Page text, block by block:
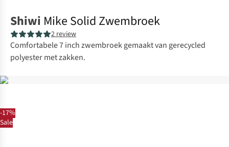
-17%
Sale
Shiwi Mike Solid Zwembroek
2 review
Comfortabele 7 inch zwembroek gemaakt van gerecycled
polyester met zakken.